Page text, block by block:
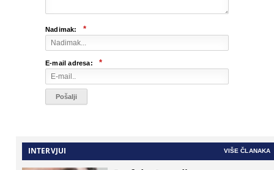
Nadimak: *
E-mail adresa: *
INTERVJUI VIŠE ČLANAKA